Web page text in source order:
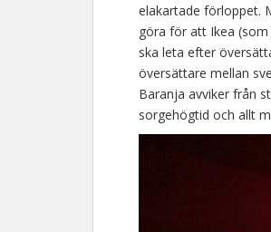
elakartade förloppet.
göra för att Ikea
ska leta efter
översättare mellan
Baranja avviker från
sorgehögtid och allt